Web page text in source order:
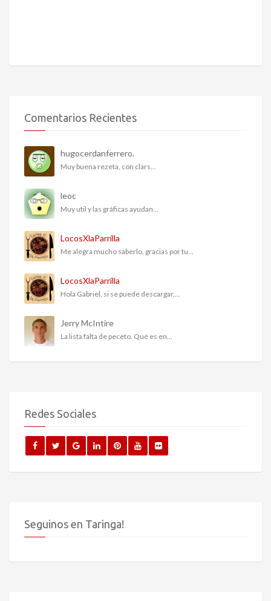
Comentarios Recientes
hugocerdanferrero.
Muy buena rezeta, con clars...
leoc
Muy util y las gráficas ayudan...
LocosXlaParrilla
Me alegra mucho saberlo, gracias por tu...
LocosXlaParrilla
Hola Gabriel, si se puede descargar,...
Jerry McIntire
La lista falta de peceto. Qué es en...
Redes Sociales
Seguinos en Taringa!